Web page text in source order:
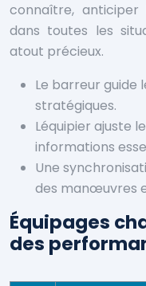
connaître,
dans toutes les
atout précieux.
Le barreur guide
stratégiques.
Léquipier ajuste
informations
Une
des manœuvres
Équipages
des